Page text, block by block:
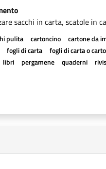
sacchi in carta, scatole in
pulita cartoncino cartone da
fogli di carta fogli di carta o
libri pergamene quaderni